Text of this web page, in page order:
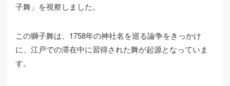
子舞」を視察しました。
この獅子舞は、1758年の神社名を巡る論争をきっかけ
に、江戸での滞在中に習得された舞が起源となっていま
す。